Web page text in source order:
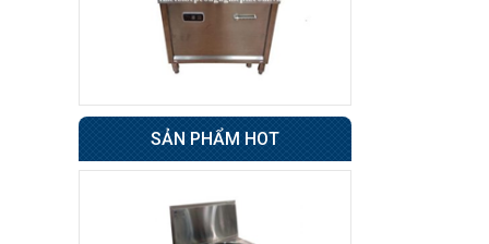
Không áp
4 cánh BERJAYA
49.000.000 đ
48.500.000 đ
dụng
SẢN PHẨM HOT